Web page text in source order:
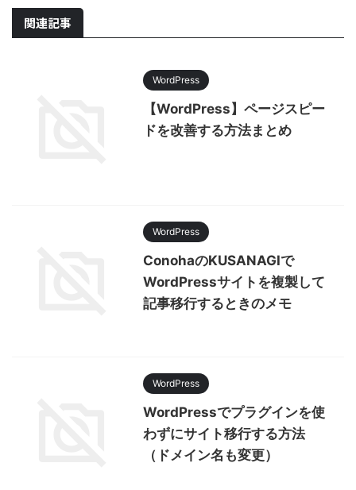
関連記事
WordPress
【WordPress】ページスピー
ドを改善する方法まとめ
WordPress
ConohaのKUSANAGIで
WordPressサイトを複製して
記事移行するときのメモ
WordPress
WordPressでプラグインを使
わずにサイト移行する方法
（ドメイン名も変更）